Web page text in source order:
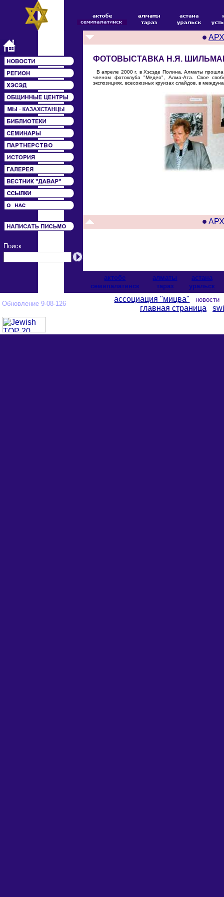
Поиск
ФОТОВЫСТАВКА Н.Я.
В апреле 2000 г. в Хэсэде Полина, Алматы
членом фотоклуба "Медео", Алма-Ата. Свое
экспозициях, всесоюзных круизах слайдов, в
актобе алматы
астана
cемипалатинск
тараз уральск
Обновление 9-08-126
ассоциация "мицва"
главная страница